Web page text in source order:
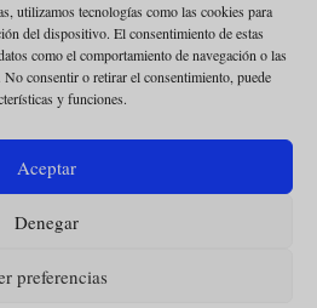
utilizamos tecnologías como las cookies para
del dispositivo. El consentimiento de estas
como el comportamiento de navegación o las
consentir o retirar el consentimiento, puede
y funciones.
Aceptar
Denegar
preferencias
DE PRIVACIDAD
DE COOKIES
DE LA COLABORACIÓN